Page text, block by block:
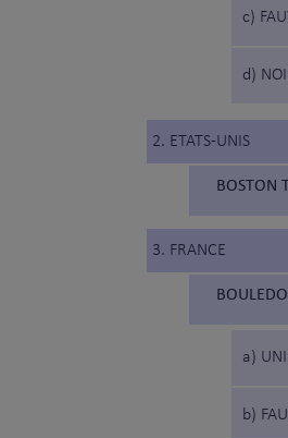
c)
d)
2. ETATS-UNIS
BOSTON
3. FRANCE
a)
b)